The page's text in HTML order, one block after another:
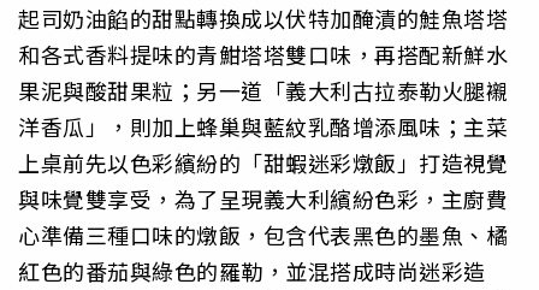
起司奶油餡的甜點轉換成以伏特加醃漬的鮭魚塔塔
和各式香料提味的青魽塔塔雙口味，再搭配新鮮水
果泥與酸甜果粒；另一道「義大利古拉泰勒火腿襯
洋香瓜」，則加上蜂巢與藍紋乳酪增添風味；主菜
上桌前先以色彩繽紛的「甜蝦迷彩燉飯」打造視覺
與味覺雙享受，為了呈現義大利繽紛色彩，主廚費
心準備三種口味的燉飯，包含代表黑色的墨魚、橘
紅色的番茄與綠色的羅勒，並混搭成時尚迷彩造